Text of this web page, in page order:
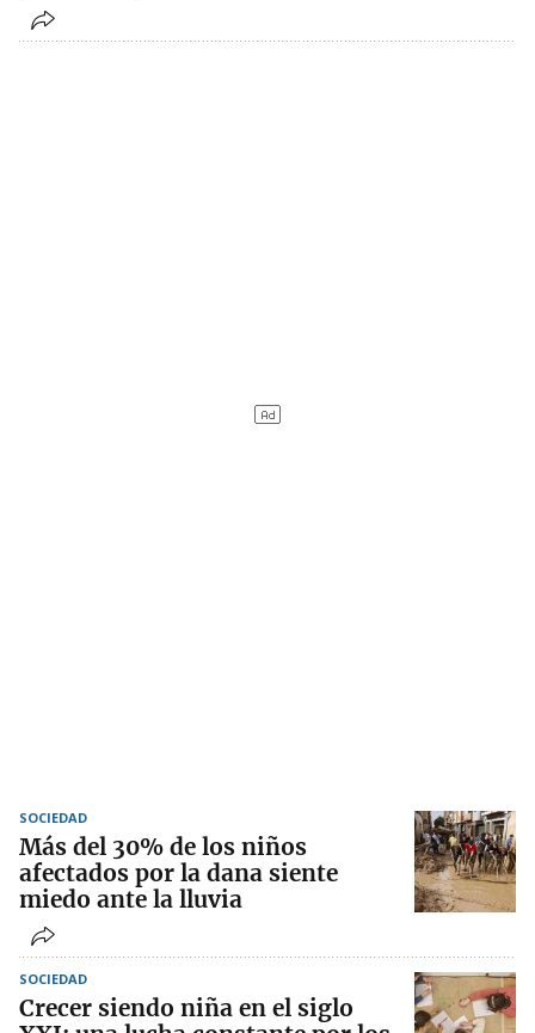
SOCIEDAD
Más del 30% de los niños
afectados por la dana siente
miedo ante la lluvia
SOCIEDAD
Crecer siendo niña en el siglo